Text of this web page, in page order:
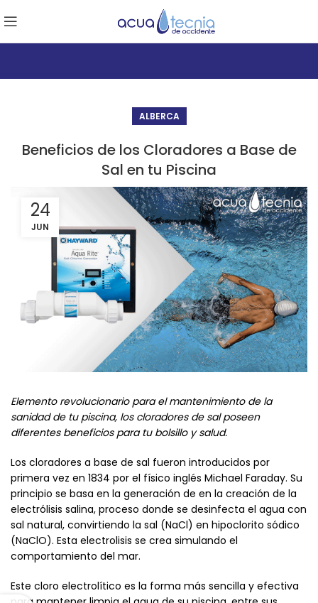
ALBERCA
Beneficios de los Cloradores a Base de
Sal en tu Piscina
24
JUN
Elemento revolucionario para el mantenimiento de la
sanidad de tu piscina, los cloradores de sal poseen
diferentes beneficios para tu bolsillo y salud.
Los cloradores a base de sal fueron introducidos por
primera vez en 1834 por el físico inglés Michael Faraday. Su
principio se basa en la generación de en la creación de la
electrólisis salina, proceso donde se desinfecta el agua con
sal natural, convirtiendo la sal (NaCl) en hipoclorito sódico
(NaClO). Esta electrolisis se crea simulando el
comportamiento del mar.
Este cloro electrolítico es la forma más sencilla y efectiva